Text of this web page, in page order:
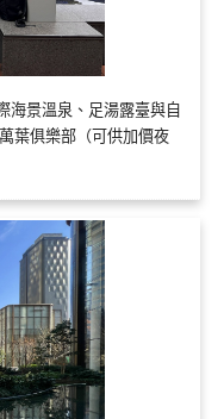
海景溫泉、足湯露臺與自
葉俱樂部（可供加價夜